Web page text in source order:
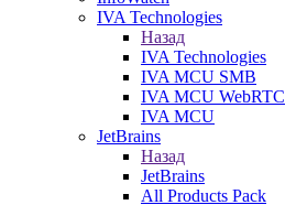
IVA Technologies
Назад
IVA Technologies
IVA MCU SMB
IVA MCU WebRTC
IVA MCU
JetBrains
Назад
JetBrains
All Products Pack